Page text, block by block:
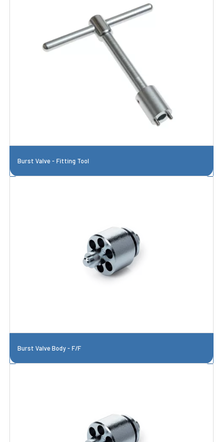
Burst Valve - Fitting Tool
Burst Valve Body - F/F